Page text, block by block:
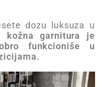
dozu luksuza u
kožna garnitura je
funkcioniše u